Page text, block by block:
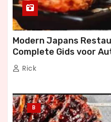
Modern Japans
Complete Gids voor
Dineren
Rick
B
L